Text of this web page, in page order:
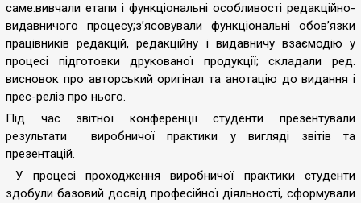
саме:вивчали етапи і функціональні особливості редакційно-
видавничого процесу;з’ясовували функціональні обов’язки
працівників редакцій, редакційну і видавничу взаємодію у
процесі підготовки друкованої продукції; складали ред.
висновок про авторський оригінал та анотацію до видання і
прес-реліз про нього.
Під час звітної конференції студенти презентували
результати виробничої практики у вигляді звітів та
презентацій.
У процесі проходження виробничої практики студенти
здобули базовий досвід професійної діяльності, сформували